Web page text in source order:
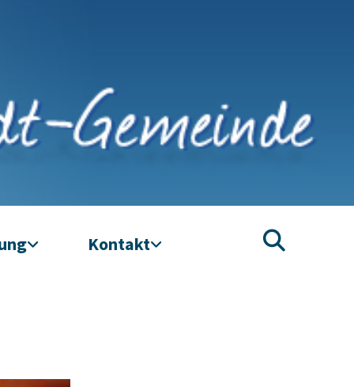
Kontakt